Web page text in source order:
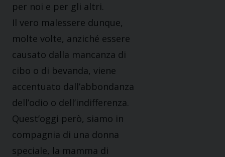
per noi e per gli altri.
Il vero malessere dunque,
molte volte, anziché essere
causato dalla mancanza di
cibo o di bevanda, viene
accentuato dall’abbondanza
dell’odio o dell’indifferenza.
Quest’oggi però, siamo in
compagnia di una donna
speciale, la mamma di